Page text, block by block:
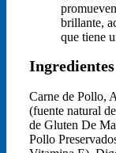
brillante,
que tiene
Ingredientes
Carne de Pollo,
(fuente natural
de Gluten De
Pollo